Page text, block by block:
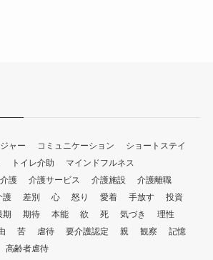
ャー コミュニケーション
ショートステイ
トイレ介助
マインドフルネス
介護 介護サービス 介護施設
介護離職
護 差別 心 怒り 愛着 手放す
投資
期 期待 本能 欲 死 気づき
理性
苦 虐待 要介護認定 親 観察
記憶
高齢者虐待